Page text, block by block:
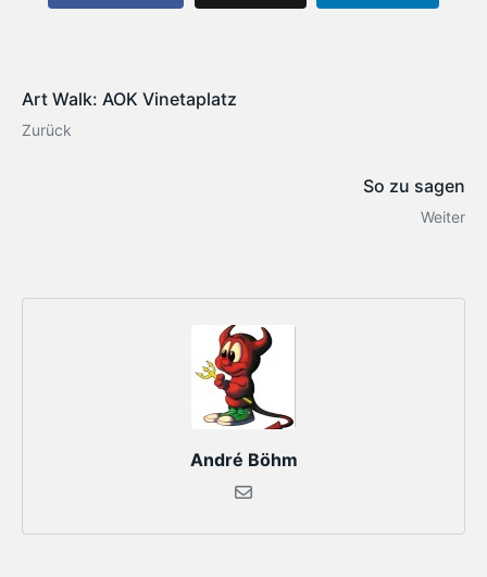
Art Walk: AOK Vinetaplatz
Zurück
So zu sagen
Weiter
André Böhm